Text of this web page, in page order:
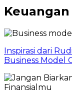
Keuangan
Inspirasi dari
Business Model